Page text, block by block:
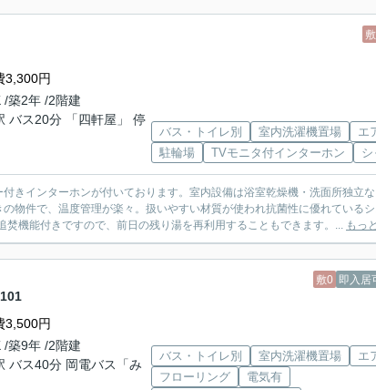
3,300円
/築2年 /2階建
バス20分 「四軒屋」 停
バス・トイレ別 室内洗濯機置場
エ
駐輪場
TVモニタ付インターホン シ
きインターホンが付いております。室内設備は浴室乾燥機・洗面所独立
物件で、温度管理が楽々。扱いやすい材質が使われ抗菌性に優れている
機能付きですので、前日の残り湯を再利用することもできます。... もっ
敷0 即入居
3,500円
/築9年 /2階建
バス40分 岡電バス「み
バス・トイレ別 室内洗濯機置場
エ
フローリング
電気有